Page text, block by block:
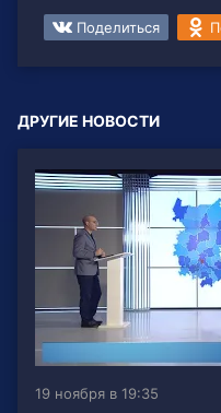
Поделиться
ДРУГИЕ НОВОСТИ
19 ноября в 19:35